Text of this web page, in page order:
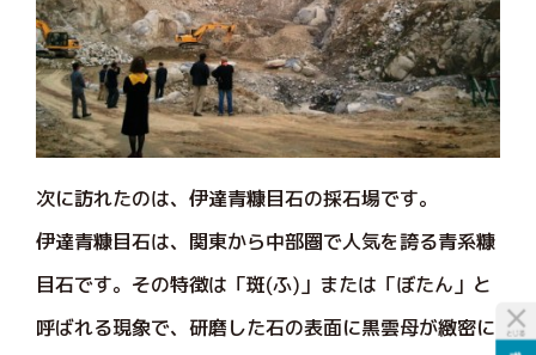
次に訪れたのは、伊達青糠目石の採石場です。
伊達青糠目石は、関東から中部圏で人気を誇る青系糠
目石です。その特徴は「斑(ふ)」または「ぼたん」と
呼ばれる現象で、研磨した石の表面に黒雲母が緻密に